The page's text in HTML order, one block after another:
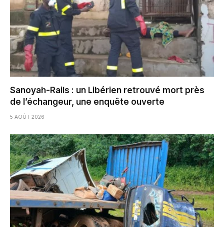
Sanoyah-Rails : un Libérien retrouvé mort près
de l’échangeur, une enquête ouverte
5 AOÛT 2026